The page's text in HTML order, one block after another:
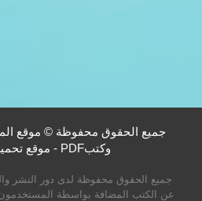
جميع الحقوق محفوظة © موقع
وكتبPDF - موقع تحميل كتب PDF
جميع الحقوق محفوظة لدى دور النشر
عن الكتب المضافة بواسطة